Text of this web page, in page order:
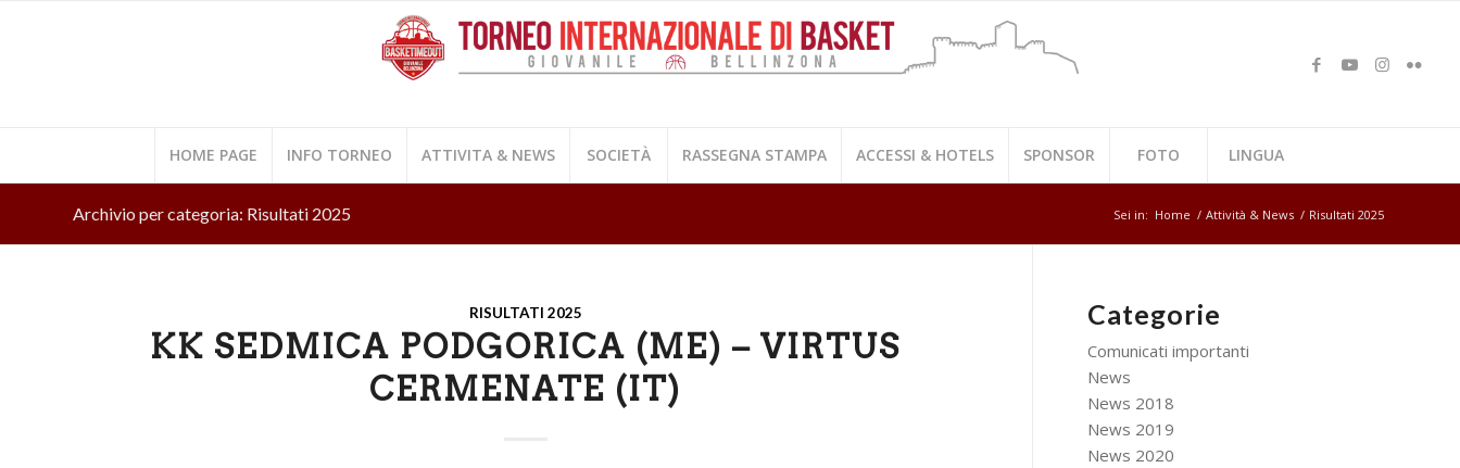
HOME PAGE INFO TORNEO ATTIVITA & NEWS SOCIETÀ RASSEGNA STAMPA ACCESSI & HOTELS SPONSOR FOTO LINGUA
Archivio per categoria: Risultati 2025 Sei in: Home / Attività & News / Risultati 2025
RISULTATI 2025
KK SEDMICA PODGORICA (ME) – VIRTUS
CERMENATE (IT)
Categorie
Comunicati importanti
News
News 2018
News 2019
News 2020